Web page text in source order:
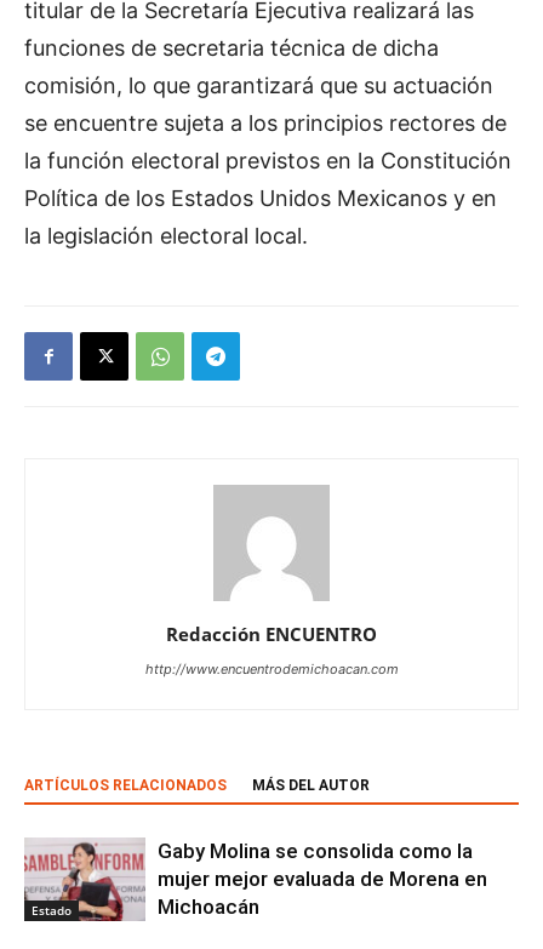
titular de la Secretaría Ejecutiva realizará las
funciones de secretaria técnica de dicha
comisión, lo que garantizará que su actuación
se encuentre sujeta a los principios rectores de
la función electoral previstos en la Constitución
Política de los Estados Unidos Mexicanos y en
la legislación electoral local.
Redacción ENCUENTRO
http://www.encuentrodemichoacan.com
ARTÍCULOS RELACIONADOS MÁS DEL AUTOR
Estado
Gaby Molina se consolida como la
mujer mejor evaluada de Morena en
Michoacán